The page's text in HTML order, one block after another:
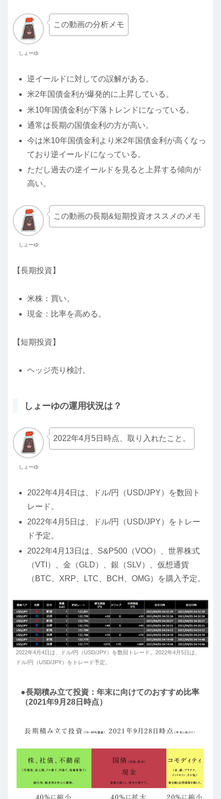
しょーゆ
この動画の分析メモ
逆イールドに対しての誤解がある。
米2年国債金利が爆発的に上昇している。
米10年国債金利が下落トレンドになっている。
通常は長期の国債金利の方が高い。
今は米10年国債金利より米2年国債金利が高くなっ
ており逆イールドになっている。
ただし過去の逆イールドを見ると上昇する傾向が
高い。
しょーゆ
この動画の長期&短期投資オススメのメモ
【長期投資】
米株：買い。
現金：比率を高める。
【短期投資】
ヘッジ売り検討。
しょーゆの運用状況は？
しょーゆ
2022年4月5日時点、取り入れたこと。
2022年4月4日は、ドル/円（USD/JPY）を数回ト
レード。
2022年4月5日は、ドル/円（USD/JPY）をトレー
ド予定。
2022年4月13日は、S&P500（VOO）、世界株式
（VTI）、金（GLD）、銀（SLV）、仮想通貨
（BTC、XRP、LTC、BCH、OMG）を購入予定。
2022年4月4日は、ドル/円（USD/JPY）を数回トレード。2022年4月5日は、
ドル/円（USD/JPY）をトレード予定。
●長期積み立て投資：年末に向けてのおすすめ比率
（2021年9月28日時点）